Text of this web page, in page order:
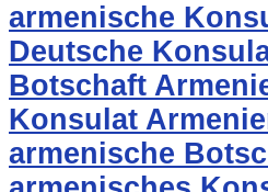
armenische
Deutsche
Botschaft
Konsulat
armenische